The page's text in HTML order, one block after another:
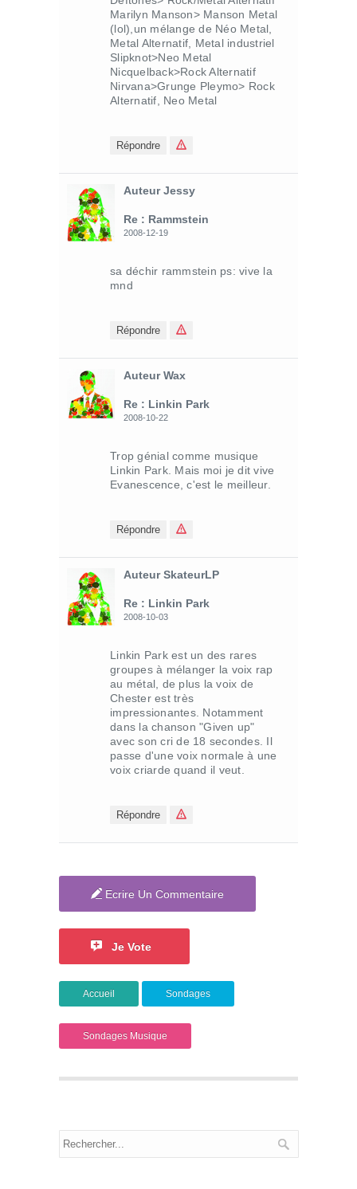
Marilyn Manson> Manson Metal
(lol),un mélange de Néo Metal,
Metal Alternatif, Metal industriel
Slipknot>Neo Metal
Nicquelback>Rock Alternatif
Nirvana>Grunge Pleymo> Rock
Alternatif, Neo Metal
Répondre
Auteur Jessy
Re : Rammstein
2008-12-19
sa déchir rammstein ps: vive la
mnd
Répondre
Auteur Wax
Re : Linkin Park
2008-10-22
Trop génial comme musique
Linkin Park. Mais moi je dit vive
Evanescence, c'est le meilleur.
Répondre
Auteur SkateurLP
Re : Linkin Park
2008-10-03
Linkin Park est un des rares
groupes à mélanger la voix rap
au métal, de plus la voix de
Chester est très
impressionantes. Notamment
dans la chanson "Given up"
avec son cri de 18 secondes. Il
passe d'une voix normale à une
voix criarde quand il veut.
Répondre
Ecrire Un Commentaire
Je Vote
Accueil Sondages
Sondages Musique